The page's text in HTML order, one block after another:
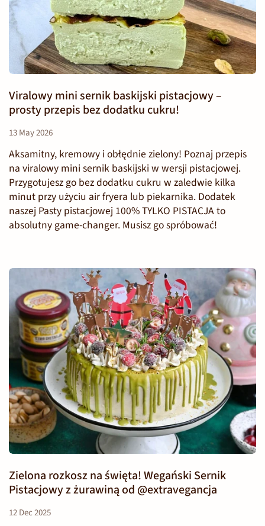
Viralowy mini sernik baskijski pistacjowy –
prosty przepis bez dodatku cukru!
13 May 2026
Aksamitny, kremowy i obłędnie zielony! Poznaj przepis
na viralowy mini sernik baskijski w wersji pistacjowej.
Przygotujesz go bez dodatku cukru w zaledwie kilka
minut przy użyciu air fryera lub piekarnika. Dodatek
naszej Pasty pistacjowej 100% TYLKO PISTACJA to
absolutny game-changer. Musisz go spróbować!
Zielona rozkosz na święta! Wegański Sernik
Pistacjowy z żurawiną od @extravegancja
12 Dec 2025